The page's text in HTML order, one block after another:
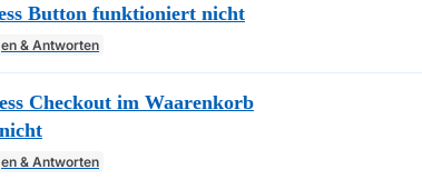
Button funktioniert nicht
& Antworten
Checkout im Waarenkorb
& Antworten